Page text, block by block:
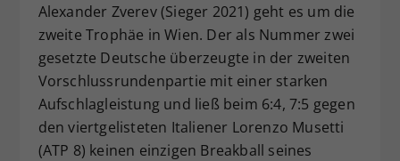
Alexander Zverev (Sieger 2021) geht es um die
zweite Trophäe in Wien. Der als Nummer zwei
gesetzte Deutsche überzeugte in der zweiten
Vorschlussrundenpartie mit einer starken
Aufschlagleistung und ließ beim 6:4, 7:5 gegen
den viertgelisteten Italiener Lorenzo Musetti
(ATP 8) keinen einzigen Breakball seines